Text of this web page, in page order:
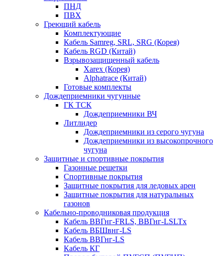
ПНД
ПВХ
Греющий кабель
Комплектующие
Кабель Samreg, SRL, SRG (Корея)
Кабель RGD (Китай)
Взрывозащищенный кабель
Xarex (Корея)
Alphatrace (Китай)
Готовые комплекты
Дождеприемники чугунные
ГК ТСК
Дождеприемники ВЧ
Литлидер
Дождеприемники из серого чугуна
Дождеприемники из высокопрочного
чугуна
Защитные и спортивные покрытия
Газонные решетки
Спортивные покрытия
Защитные покрытия для ледовых арен
Защитные покрытия для натуральных
газонов
Кабельно-проводниковая продукция
Кабель ВВГнг-FRLS, ВВГнг-LSLTx
Кабель ВБШвнг-LS
Кабель ВВГнг-LS
Кабель КГ